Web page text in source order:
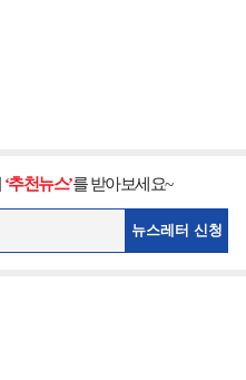
‘추천뉴스’를 받아보세요~
뉴스레터 신청